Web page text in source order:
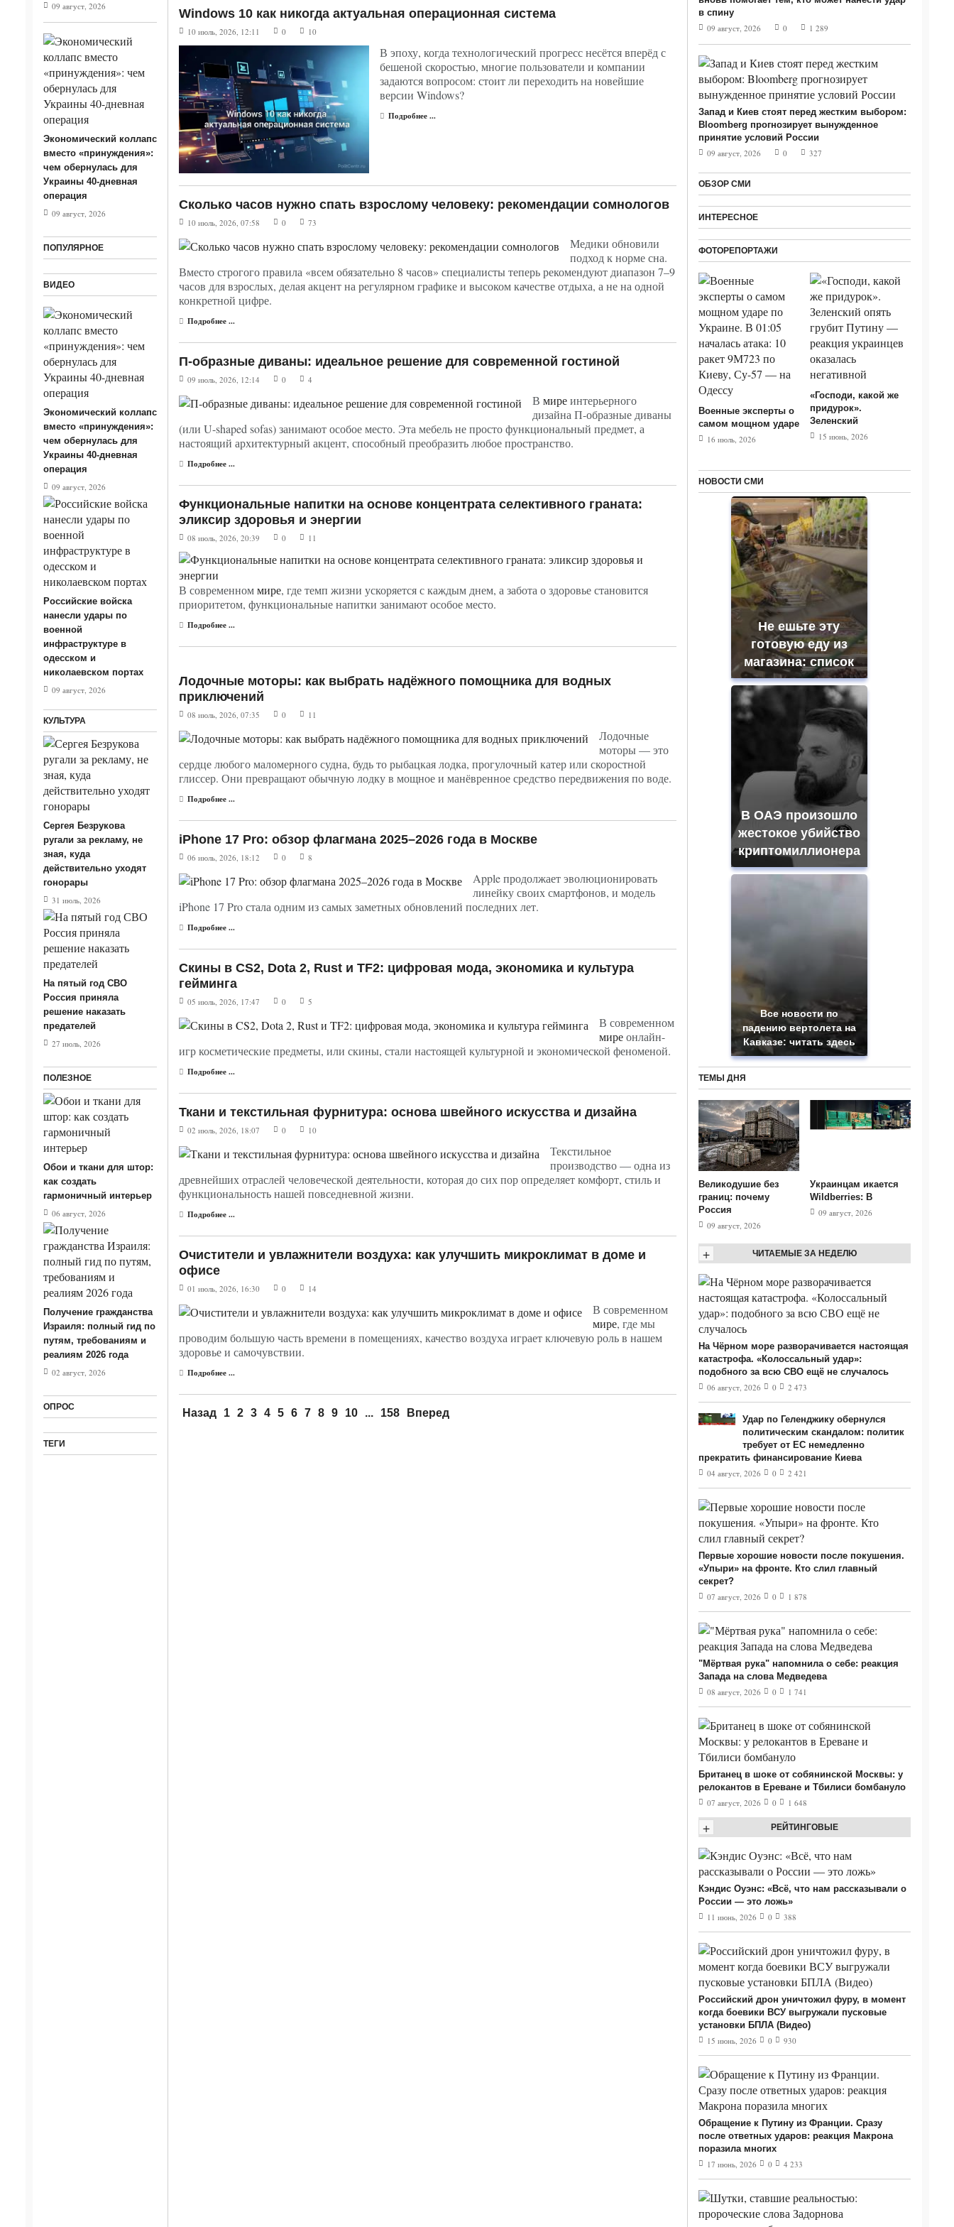
прогнозирует вынужденное принятие условий России
Windows 10 как никогда актуальная операционная система
10 июль, 2026, 12:11 0 10
В эпоху, когда технологический прогресс несётся вперёд с
бешеной скоростью, многие пользователи и компании
задаются вопросом: стоит ли переходить на новейшие
версии Windows?
Подробнее ...
Сколько часов нужно спать взрослому человеку: рекомендации сомнологов
10 июль, 2026, 07:58 0 73
Медики обновили
подход к норме сна.
Вместо строгого правила «всем обязательно 8 часов» специалисты теперь рекомендуют диапазон 7–9
часов для взрослых, делая акцент на регулярном графике и высоком качестве отдыха, а не на одной
конкретной цифре.
Подробнее ...
П-образные диваны: идеальное решение для современной гостиной
09 июль, 2026, 12:14 0 4
В миреинтерьерного
дизайна П-образные диваны
(или U-shaped sofas) занимают особое место. Эта мебель не просто функциональный предмет, а
настоящий архитектурный акцент, способный преобразить любое пространство.
Подробнее ...
Функциональные напитки на основе концентрата селективного граната:
эликсир здоровья и энергии
08 июль, 2026, 20:39 0 11
В современноммире, где темп жизни ускоряется с каждым днем, а забота о здоровье становится
приоритетом, функциональные напитки занимают особое место.
Подробнее ...
Лодочные моторы: как выбрать надёжного помощника для водных
приключений
08 июль, 2026, 07:35 0 11
Лодочные
моторы — это
сердце любого маломерного судна, будь то рыбацкая лодка, прогулочный катер или скоростной
глиссер. Они превращают обычную лодку в мощное и манёвренное средство передвижения по воде.
Подробнее ...
iPhone 17 Pro: обзор флагмана 2025–2026 года в Москве
06 июль, 2026, 18:12 0 8
Apple продолжает эволюционировать
линейку своих смартфонов, и модель
iPhone 17 Pro стала одним из самых заметных обновлений последних лет.
Подробнее ...
Скины в CS2, Dota 2, Rust и TF2: цифровая мода, экономика и культура
гейминга
05 июль, 2026, 17:47 0 5
В современном
миреонлайн-
игр косметические предметы, или скины, стали настоящей культурной и экономической феноменой.
Подробнее ...
Ткани и текстильная фурнитура: основа швейного искусства и дизайна
02 июль, 2026, 18:07 0 10
Текстильное
производство — одна из
древнейших отраслей человеческой деятельности, которая до сих пор определяет комфорт, стиль и
функциональность нашей повседневной жизни.
Подробнее ...
Очистители и увлажнители воздуха: как улучшить микроклимат в доме и
офисе
01 июль, 2026, 16:30 0 14
В современном
мире, где мы
проводим большую часть времени в помещениях, качество воздуха играет ключевую роль в нашем
здоровье и самочувствии.
Подробнее ...
Назад 1 2 3 4 5 6 7 8 9 10 ... 158 Вперед
в спину
09 август, 2026
0 1 289
Запад и Киев стоят перед жестким выбором:
Bloomberg прогнозирует вынужденное
принятие условий России
09 август, 2026
0 327
ОБЗОР СМИ
ИНТЕРЕСНОЕ
ФОТОРЕПОРТАЖИ
Военные эксперты о
самом мощном ударе
16 июль, 2026
«Господи, какой же
придурок».
Зеленский
15 июнь, 2026
НОВОСТИ СМИ
Не ешьте эту
готовую еду из
магазина: список
В ОАЭ произошло
жестокое убийство
криптомиллионера
Все новости по
падению вертолета на
Кавказе: читать здесь
ТЕМЫ ДНЯ
Великодушие без
границ: почему
Россия
09 август, 2026
Украинцам икается
Wildberries: В
09 август, 2026
ЧИТАЕМЫЕ ЗА НЕДЕЛЮ
+
На Чёрном море разворачивается настоящая
катастрофа. «Колоссальный удар»:
подобного за всю СВО ещё не случалось
06 август, 2026
0 2 473
Удар по Геленджику обернулся
политическим скандалом: политик
требует от ЕС немедленно
прекратить финансирование Киева
04 август, 2026
0 2 421
Первые хорошие новости после покушения.
«Упыри» на фронте. Кто слил главный
секрет?
07 август, 2026
0 1 878
"Мёртвая рука" напомнила о себе: реакция
Запада на слова Медведева
08 август, 2026
0 1 741
Британец в шоке от собянинской Москвы: у
релокантов в Ереване и Тбилиси бомбануло
07 август, 2026
0 1 648
РЕЙТИНГОВЫЕ
+
Кэндис Оуэнс: «Всё, что нам рассказывали о
России — это ложь»
11 июнь, 2026
0 388
Российский дрон уничтожил фуру, в момент
когда боевики ВСУ выгружали пусковые
установки БПЛА (Видео)
15 июнь, 2026
0 930
Обращение к Путину из Франции. Сразу
после ответных ударов: реакция Макрона
поразила многих
17 июнь, 2026
0 4 233
09 август, 2026
Экономический коллапс
вместо «принуждения»:
чем обернулась для
Украины 40-дневная
операция
09 август, 2026
ПОПУЛЯРНОЕ
ВИДЕО
Экономический коллапс
вместо «принуждения»:
чем обернулась для
Украины 40-дневная
операция
09 август, 2026
Российские войска
нанесли удары по
военной
инфраструктуре в
одесском и
николаевском портах
09 август, 2026
КУЛЬТУРА
Сергея Безрукова
ругали за рекламу, не
зная, куда
действительно уходят
гонорары
31 июль, 2026
На пятый год СВО
Россия приняла
решение наказать
предателей
27 июль, 2026
ПОЛЕЗНОЕ
Обои и ткани для штор:
как создать
гармоничный интерьер
06 август, 2026
Получение гражданства
Израиля: полный гид по
путям, требованиям и
реалиям 2026 года
02 август, 2026
ОПРОС
ТЕГИ